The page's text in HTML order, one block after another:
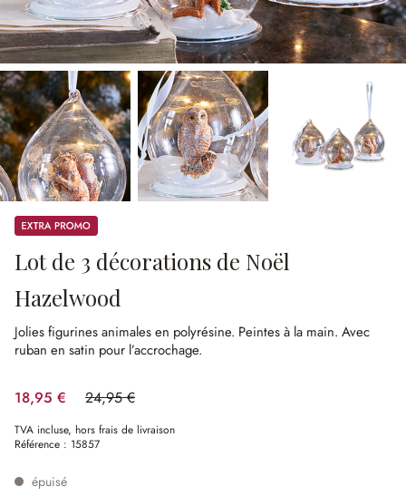
Promos
Lot de 3 décorations de Noël
Hazelwood
Jolies figurines animales en polyrésine. Peintes à la main. Avec
ruban en satin pour l’accrochage.
18,95 € 24,95 €
(24.05%spared)
TVA incluse, hors frais de livraison
Référence : 15857
épuisé